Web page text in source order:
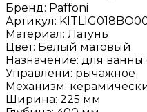
Бренд: Paffoni
Артикул:
Материал: Латунь
Цвет: Белый матовый
Назначение: для
Управлени: рычажное
Механизм:
Ширина: 225 мм